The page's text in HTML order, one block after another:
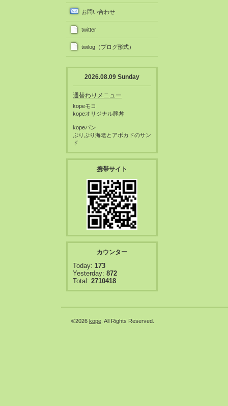
お問い合わせ
twitter
twilog（ブログ形式）
2026.08.09 Sunday
週替わりメニュー
kopeモコ
kopeオリジナル豚丼
kopeパン
ぷりぷり海老とアボカドのサン
ド
携帯サイト
カウンター
Today: 173
Yesterday: 872
Total: 2710418
©2026 kope . All Rights Reserved.